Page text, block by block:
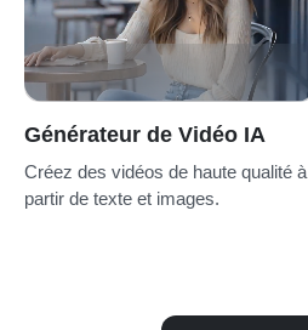
Générateur de Vidéo IA
Créez des vidéos de haute qualité à
partir de texte et images.